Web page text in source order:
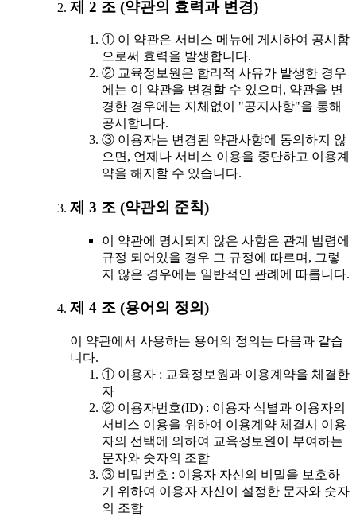
제 2 조 (약관의 효력과 변경)
① 이 약관은 서비스 메뉴에 게시하여 공시함
으로써 효력을 발생합니다.
② 교육정보원은 합리적 사유가 발생한 경우
에는 이 약관을 변경할 수 있으며, 약관을 변
경한 경우에는 지체없이 "공지사항"을 통해
공시합니다.
③ 이용자는 변경된 약관사항에 동의하지 않
으면, 언제나 서비스 이용을 중단하고 이용계
약을 해지할 수 있습니다.
제 3 조 (약관외 준칙)
이 약관에 명시되지 않은 사항은 관계 법령에
규정 되어있을 경우 그 규정에 따르며, 그렇
지 않은 경우에는 일반적인 관례에 따릅니다.
제 4 조 (용어의 정의)
이 약관에서 사용하는 용어의 정의는 다음과 같습
니다.
① 이용자 : 교육정보원과 이용계약을 체결한
자
② 이용자번호(ID) : 이용자 식별과 이용자의
서비스 이용을 위하여 이용계약 체결시 이용
자의 선택에 의하여 교육정보원이 부여하는
문자와 숫자의 조합
③ 비밀번호 : 이용자 자신의 비밀을 보호하
기 위하여 이용자 자신이 설정한 문자와 숫자
의 조합